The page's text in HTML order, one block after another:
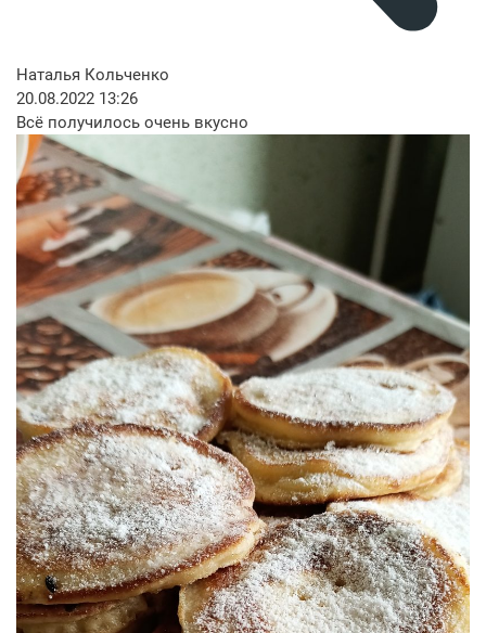
Наталья Кольченко
20.08.2022 13:26
Всё получилось очень вкусно